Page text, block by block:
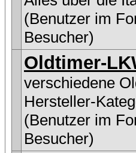
(Benutzer im
Besucher)
Oldtimer-
verschiedene
Hersteller-
(Benutzer im
Besucher)